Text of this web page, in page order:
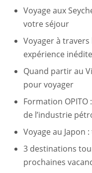
Voyage aux
votre séjour
Voyager à travers
expérience
Quand partir au
pour voyager
Formation
de l’industrie
Voyage au Japon
3 destinations
prochaines